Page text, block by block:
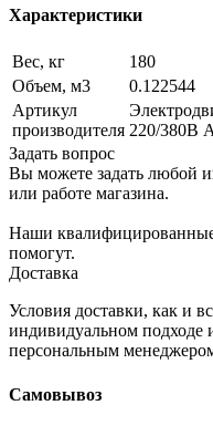
Характеристики
Вес, кг
180
Объем, м3
0.122544
Артикул
производителя 220/380В
Задать вопрос
Вы можете задать любой
или работе магазина.
Наши квалифицированные
помогут.
Доставка
Условия доставки, как и
индивидуальном подходе
персональным
Самовывоз